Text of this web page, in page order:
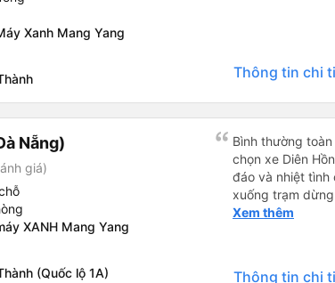
Xanh Mang Yang
nên cũng k đòi
Thông tin chi
Nẵng)
giá)
XANH Mang Yang
(Quốc lộ 1A)
Bình thường
chọn xe Diên
đáo và nhiệt tình
xuống trạm
mình về tận nhà .
Xem thêm
Thông tin chi